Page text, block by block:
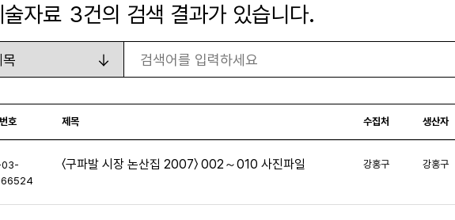
술자료 3건의 검색 결과가 있습니다.
검색
호 제목 수집처 생산자
03-
〈구파발 시장 논산집 2007〉 002～010 사진파일 강홍구 강홍구